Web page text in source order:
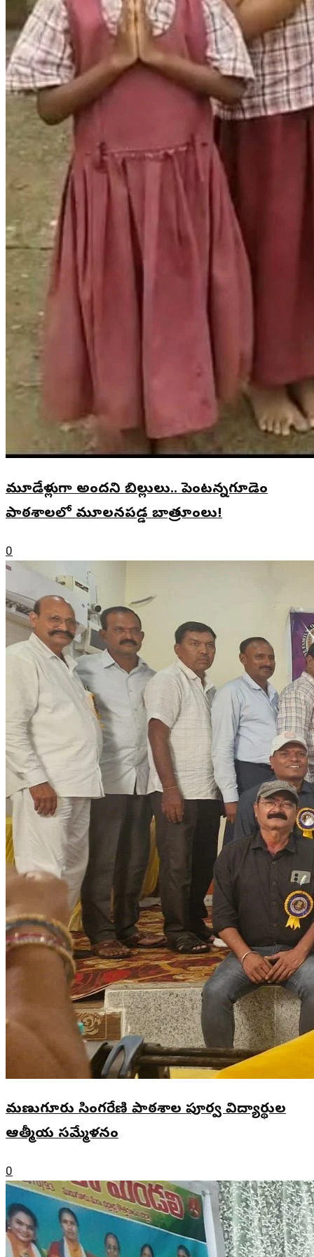
మూడేళ్లుగా అందని బిల్లులు.. పెంటన్నగూడెం
పాఠశాలలో మూలనపడ్డ బాత్రూంలు!
0
మణుగూరు సింగరేణి పాఠశాల పూర్వ విద్యార్థుల
ఆత్మీయ సమ్మేళనం
0